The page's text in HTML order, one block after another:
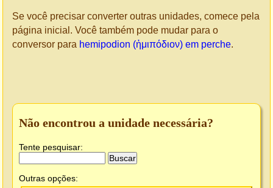
Se você precisar converter outras unidades, comece pela
página inicial. Você também pode mudar para o
conversor para hemipodion (ἡμιπόδιον) em perche.
Não encontrou a unidade necessária?
Tente pesquisar:
Outras opções: